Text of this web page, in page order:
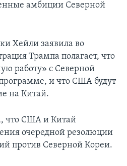
амбиции Северной
Хейли заявила во
Трампа полагает, что
работу» с Северной
и что США будут
на Китай.
что США и Китай
очередной резолюции
против Северной Кореи.